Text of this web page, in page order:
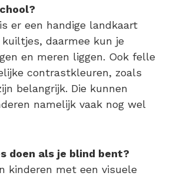
er een handige landkaart
daarmee kun je
en meren liggen. Ook felle
contrastkleuren, zoals
belangrijk. Die kunnen
namelijk vaak nog wel
doen als je blind bent?
kinderen met een visuele